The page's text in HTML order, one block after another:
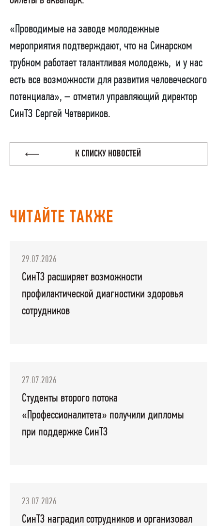
«Проводимые на заводе молодежные
мероприятия подтверждают, что на Синарском
трубном работает талантливая молодежь, и у нас
есть все возможности для развития человеческого
потенциала», – отметил управляющий директор
СинТЗ Сергей Четвериков.
К СПИСКУ НОВОСТЕЙ
ЧИТАЙТЕ ТАКЖЕ
29.07.2026
СинТЗ расширяет возможности
профилактической диагностики здоровья
сотрудников
27.07.2026
Студенты второго потока
«Профессионалитета» получили дипломы
при поддержке СинТЗ
23.07.2026
СинТЗ наградил сотрудников и организовал